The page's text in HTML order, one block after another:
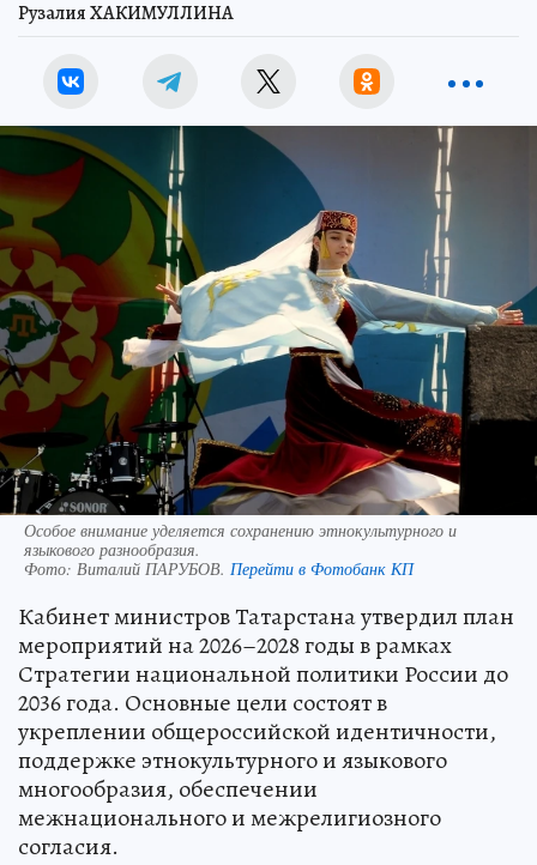
Рузалия ХАКИМУЛЛИНА
Особое внимание уделяется сохранению этнокультурного и
языкового разнообразия.
Фото: Виталий ПАРУБОВ. Перейти в Фотобанк КП
Кабинет министров Татарстана утвердил план
мероприятий на 2026–2028 годы в рамках
Стратегии национальной политики России до
2036 года. Основные цели состоят в
укреплении общероссийской идентичности,
поддержке этнокультурного и языкового
многообразия, обеспечении
межнационального и межрелигиозного
согласия.